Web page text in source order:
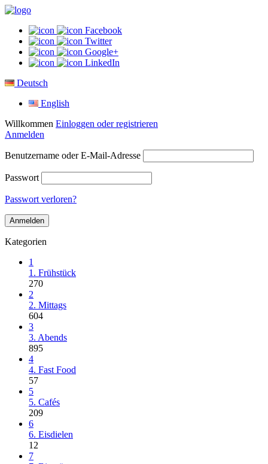
Facebook
Twitter
Google+
LinkedIn
Deutsch
English
Willkommen Einloggen oder registrieren
Anmelden
Benutzername oder E-Mail-Adresse
Passwort
Passwort verloren?
Kategorien
1
1. Frühstück
270
2
2. Mittags
604
3
3. Abends
895
4
4. Fast Food
57
5
5. Cafés
209
6
6. Eisdielen
12
7